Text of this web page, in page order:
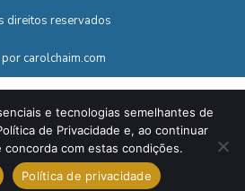
direitos reservados
por carolchaim.com
e tecnologias semelhantes de
de Privacidade e, ao continuar
concorda com estas condições.
Política de privacidade